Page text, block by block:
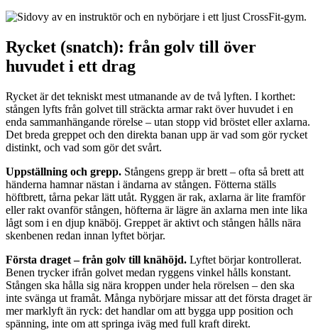
Rycket (snatch): från golv till över
huvudet i ett drag
Rycket är det tekniskt mest utmanande av de två lyften. I korthet:
stången lyfts från golvet till sträckta armar rakt över huvudet i en
enda sammanhängande rörelse – utan stopp vid bröstet eller axlarna.
Det breda greppet och den direkta banan upp är vad som gör rycket
distinkt, och vad som gör det svårt.
Uppställning och grepp. Stångens grepp är brett – ofta så brett att
händerna hamnar nästan i ändarna av stången. Fötterna ställs
höftbrett, tårna pekar lätt utåt. Ryggen är rak, axlarna är lite framför
eller rakt ovanför stången, höfterna är lägre än axlarna men inte lika
lågt som i en djup knäböj. Greppet är aktivt och stången hålls nära
skenbenen redan innan lyftet börjar.
Första draget – från golv till knähöjd. Lyftet börjar kontrollerat.
Benen trycker ifrån golvet medan ryggens vinkel hålls konstant.
Stången ska hålla sig nära kroppen under hela rörelsen – den ska
inte svänga ut framåt. Många nybörjare missar att det första draget är
mer marklyft än ryck: det handlar om att bygga upp position och
spänning, inte om att springa iväg med full kraft direkt.